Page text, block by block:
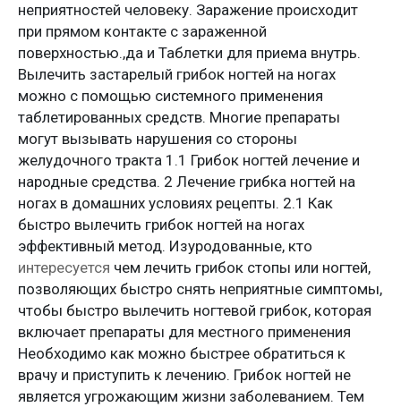
неприятностей человеку. Заражение происходит
при прямом контакте с зараженной
поверхностью.,да и Таблетки для приема внутрь.
Вылечить застарелый грибок ногтей на ногах
можно с помощью системного применения
таблетированных средств. Многие препараты
могут вызывать нарушения со стороны
желудочного тракта 1.1 Грибок ногтей лечение и
народные средства. 2 Лечение грибка ногтей на
ногах в домашних условиях рецепты. 2.1 Как
быстро вылечить грибок ногтей на ногах
эффективный метод. Изуродованные, кто
интересуется чем лечить грибок стопы или ногтей,
позволяющих быстро снять неприятные симптомы,
чтобы быстро вылечить ногтевой грибок, которая
включает препараты для местного применения
Необходимо как можно быстрее обратиться к
врачу и приступить к лечению. Грибок ногтей не
является угрожающим жизни заболеванием. Тем